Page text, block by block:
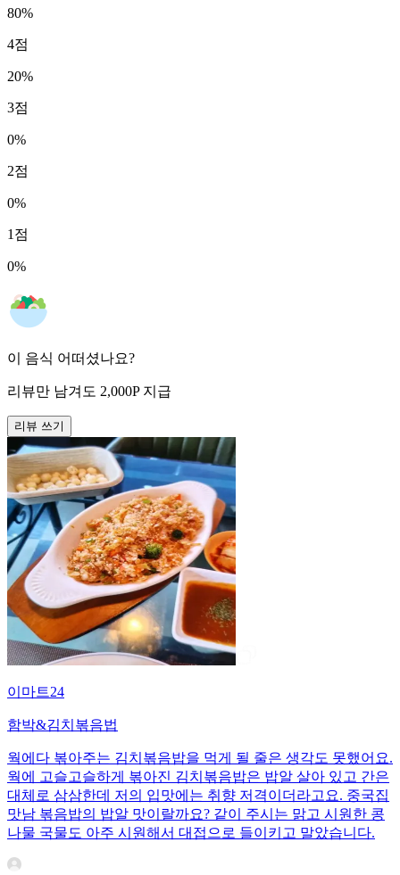
80%
4점
20%
3점
0%
2점
0%
1 점
0%
이 음식 어떠셨나요?
리뷰만 남겨도 2,000P 지급
리뷰 쓰기
이마트24
함박&김치볶음법
웍에다 볶아주는 김치볶음밥을 먹게 될 줄은 생각도 못했어요.
웍에 고슬고슬하게 볶아진 김치볶음밥은 밥알 살아 있고 간은
대체로 삼삼한데 저의 입맛에는 취향 저격이더라고요. 중국집
맛남 볶음밥의 밥알 맛이랄까요? 같이 주시는 맑고 시원한 콩
나물 국물도 아주 시원해서 대접으로 들이키고 말았습니다.